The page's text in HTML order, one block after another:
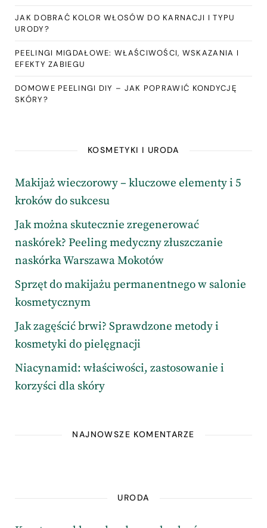
JAK DOBRAĆ KOLOR WŁOSÓW DO KARNACJI I TYPU
URODY?
PEELINGI MIGDAŁOWE: WŁAŚCIWOŚCI, WSKAZANIA I
EFEKTY ZABIEGU
DOMOWE PEELINGI DIY – JAK POPRAWIĆ KONDYCJĘ
SKÓRY?
KOSMETYKI I URODA
Makijaż wieczorowy – kluczowe elementy i 5
kroków do sukcesu
Jak można skutecznie zregenerować
naskórek? Peeling medyczny złuszczanie
naskórka Warszawa Mokotów
Sprzęt do makijażu permanentnego w salonie
kosmetycznym
Jak zagęścić brwi? Sprawdzone metody i
kosmetyki do pielęgnacji
Niacynamid: właściwości, zastosowanie i
korzyści dla skóry
NAJNOWSZE KOMENTARZE
URODA